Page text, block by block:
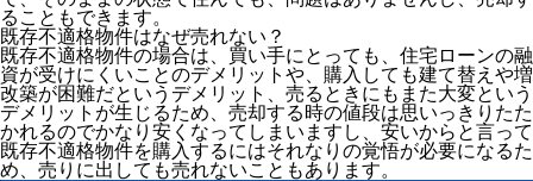
ることもできます。
既存不適格物件はなぜ売れない？
既存不適格物件の場合は、買い手にとっても、住宅ローンの融
資が受けにくいことのデメリットや、購入しても建て替えや増
改築が困難だというデメリット、売るときにもまた大変という
デメリットが生じるため、売却する時の値段は思いっきりたた
かれるのでかなり安くなってしまいますし、安いからと言って
既存不適格物件を購入するにはそれなりの覚悟が必要になるた
め、売りに出しても売れないこともあります。